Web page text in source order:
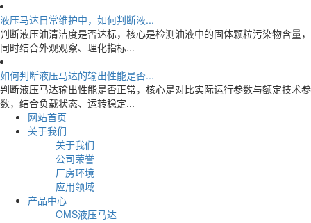
液压马达日常维护中，如何判断液...
判断液压油清洁度是否达标，核心是检测油液中的固体颗粒污染物含量，
同时结合外观观察、理化指标...
如何判断液压马达的输出性能是否...
判断液压马达输出性能是否正常，核心是对比实际运行参数与额定技术参
数，结合负载状态、运转稳定...
网站首页
关于我们
关于我们
公司荣誉
厂房环境
应用领域
产品中心
OMS液压马达